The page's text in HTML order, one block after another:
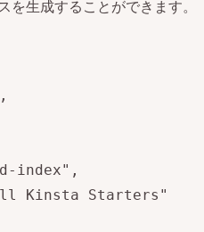
生成することができます。
index",
Kinsta Starters"